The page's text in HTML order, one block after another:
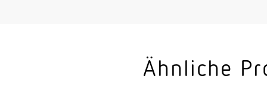
gemessener
Farbtemperatur
Ähnliche